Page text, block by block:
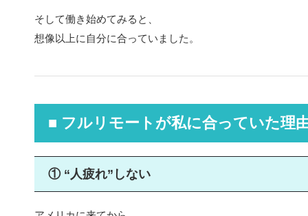
そして働き始めてみると、
想像以上に自分に合っていました。
■ フルリモートが私に合っていた理
① “人疲れ”しない